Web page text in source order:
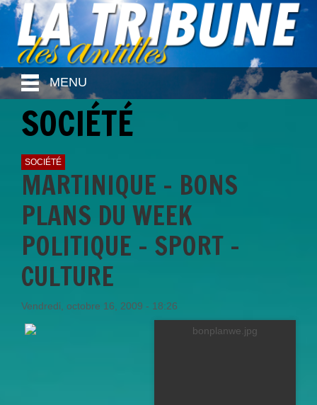
MENU
SOCIÉTÉ
SOCIÉTÉ
MARTINIQUE - BONS
PLANS DU WEEK
POLITIQUE - SPORT -
CULTURE
Vendredi, octobre 16, 2009 - 18:26